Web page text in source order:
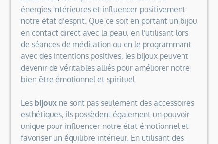
énergies intérieures et influencer positivement
notre état d’esprit. Que ce soit en portant un bijou
en contact direct avec la peau, en l’utilisant lors
de séances de méditation ou en le programmant
avec des intentions positives, les bijoux peuvent
devenir de véritables alliés pour améliorer notre
bien-être émotionnel et spirituel.
Les bijouxne sont pas seulement des accessoires
esthétiques; ils possèdent également un pouvoir
unique pour influencer notre état émotionnel et
favoriser un équilibre intérieur. En utilisant des